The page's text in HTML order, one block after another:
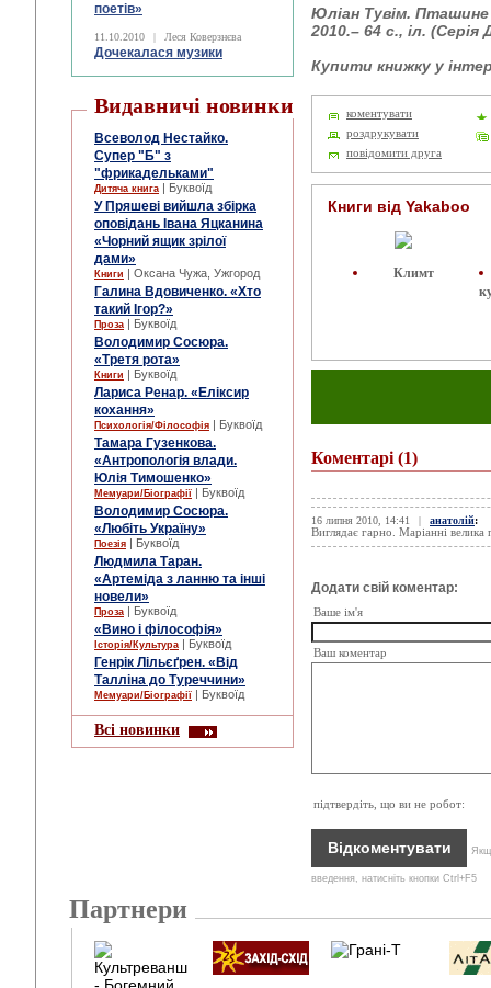
поетів»
11.10.2010 | Леся Коверзнєва
Дочекалася музики
Видавничі новинки
Всеволод Нестайко.
Супер "Б" з
"фрикадельками"
Дитяча книга | Буквоїд
У Пряшеві вийшла збірка
оповідань Івана Яцканина
«Чорний ящик зрілої
дами»
Книги | Оксана Чужа, Ужгород
Галина Вдовиченко. «Хто
такий Ігор?»
Проза | Буквоїд
Володимир Сосюра.
«Третя рота»
Книги | Буквоїд
Лариса Ренар. «Еліксир
кохання»
Психологія/Філософія | Буквоїд
Тамара Гузенкова.
«Антропологія влади.
Юлія Тимошенко»
Мемуари/Біографії | Буквоїд
Володимир Сосюра.
«Любіть Україну»
Поезія | Буквоїд
Людмила Таран.
«Артеміда з ланню та інші
новели»
Проза | Буквоїд
«Вино і філософія»
Історія/Культура | Буквоїд
Генрік Лільєґрен. «Від
Талліна до Туреччини»
Мемуари/Біографії | Буквоїд
Всі новинки
Юліан Тувiм. Пташине
2010.– 64 с., іл. (Серія
Купити книжку у
коментувати
роздрукувати
повідомити друга
Книги від Yakaboo
Климт
Коментарі (1)
16 липня 2010, 14:41 | анатолій:
Виглядає гарно. Маріанні
Додати свій коментар:
Ваше ім'я
Ваш коментар
підтвердіть, що ви не робот:
введення, натисніть кнопки Ctrl+F5
Партнери